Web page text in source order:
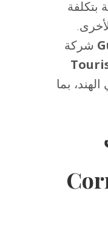
بتكلفة
بما